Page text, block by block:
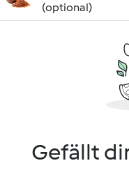
(optional)
Gefällt